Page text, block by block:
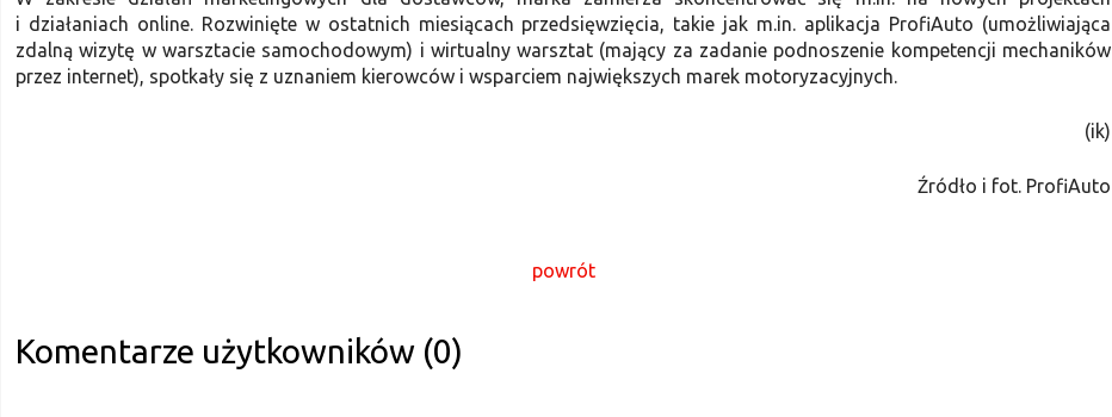
i działaniach online. Rozwinięte w ostatnich miesiącach przedsięwzięcia, takie jak m.in. aplikacja ProfiAuto (umożliwiająca
zdalną wizytę w warsztacie samochodowym) i wirtualny warsztat (mający za zadanie podnoszenie kompetencji mechaników
przez internet), spotkały się z uznaniem kierowców i wsparciem największych marek motoryzacyjnych.
(ik)
Źródło i fot. ProfiAuto
powrót
Komentarze użytkowników (0)